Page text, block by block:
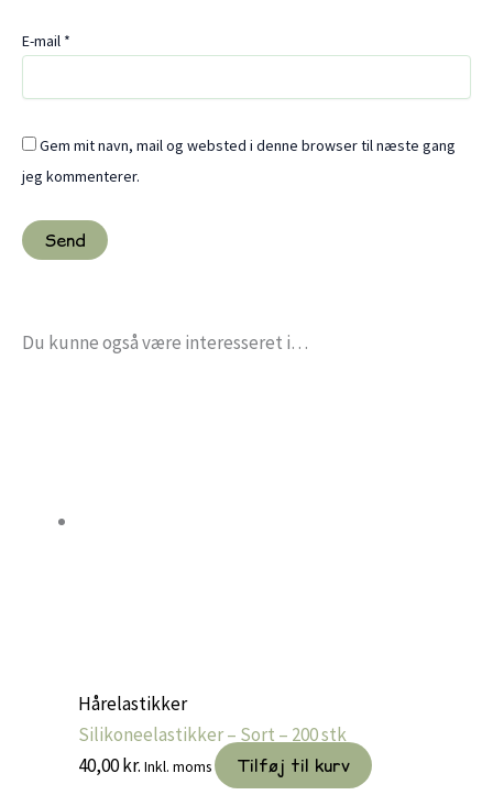
E-mail *
Gem mit navn, mail og websted i denne browser til næste gang
jeg kommenterer.
Du kunne også være interesseret i…
Hårelastikker
Silikoneelastikker – Sort – 200 stk
40,00kr. Inkl. moms Tilføj til kurv